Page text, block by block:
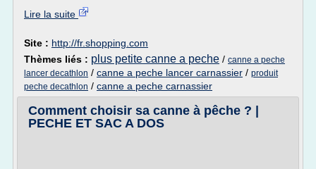
Lire la suite
Site : http://fr.shopping.com
Thèmes liés : plus petite canne a peche / canne a peche
lancer decathlon / canne a peche lancer carnassier / produit
peche decathlon / canne a peche carnassier
Comment choisir sa canne à pêche ? |
PECHE ET SAC A DOS